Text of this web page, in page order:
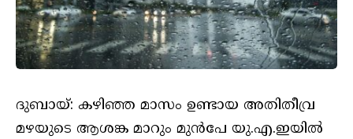
ദുബായ്: കഴിഞ്ഞ മാസം ഉണ്ടായ അതിതീവ്ര
മഴയുടെ ആശങ്ക മാറും മുന്‍പേ യു.എ.ഇയില്‍